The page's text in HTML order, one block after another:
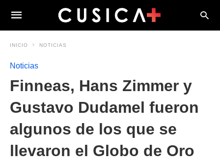
INICIO NOTICIAS
Noticias
Finneas, Hans Zimmer y
Gustavo Dudamel fueron
algunos de los que se
llevaron el Globo de Oro